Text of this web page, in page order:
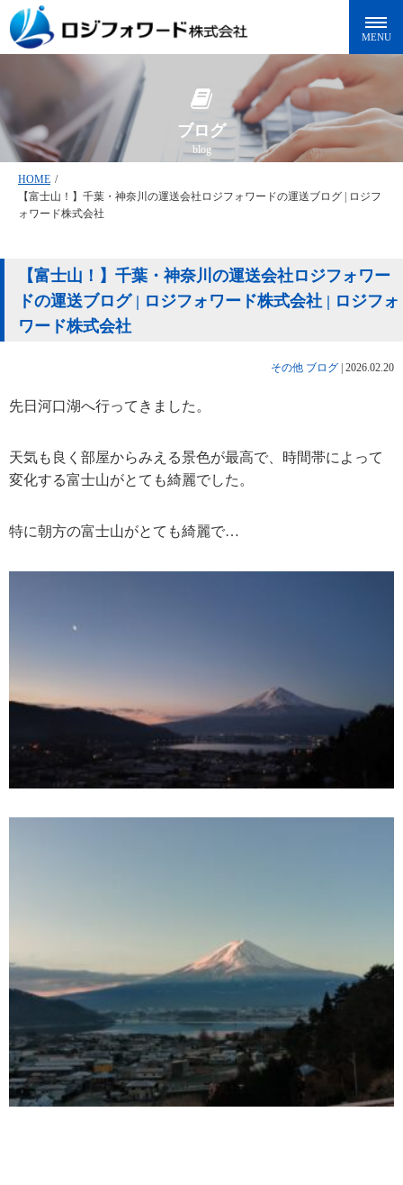
ブログ
blog
HOME /
【富士山！】千葉・神奈川の運送会社ロジフォワードの運送ブログ | ロジフ
ォワード株式会社
【富士山！】千葉・神奈川の運送会社ロジフォワー
ドの運送ブログ | ロジフォワード株式会社 | ロジフォ
ワード株式会社
その他 ブログ 2026.02.20
先日河口湖へ行ってきました。
天気も良く部屋からみえる景色が最高で、時間帯によって
変化する富士山がとても綺麗でした。
特に朝方の富士山がとても綺麗で…